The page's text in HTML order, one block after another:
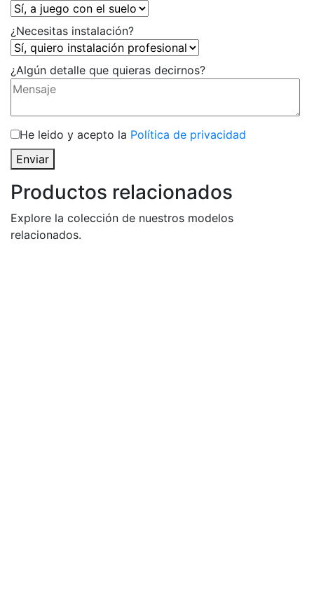
¿Necesitas instalación?
¿Algún detalle que quieras decirnos?
He leido y acepto la Política de privacidad
Enviar
Productos relacionados
Explore la colección de nuestros modelos
relacionados.